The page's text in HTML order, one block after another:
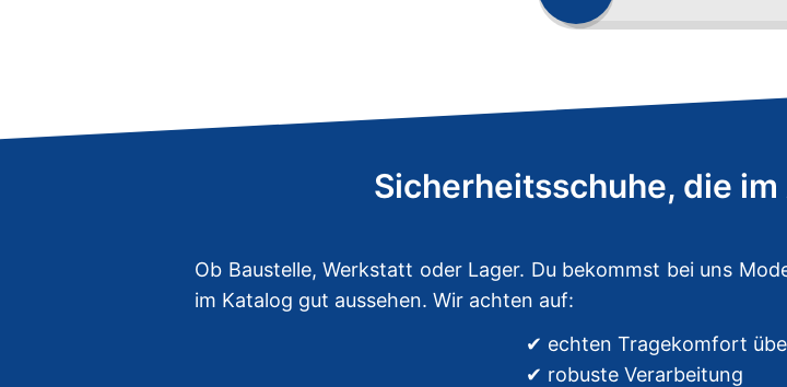
Sicherheitsschuhe, die
Ob Baustelle, Werkstatt oder Lager. Du bekommst bei uns
im Katalog gut aussehen. Wir achten auf:
✔ echten Tragekomfort
✔ robuste Verarbeitung